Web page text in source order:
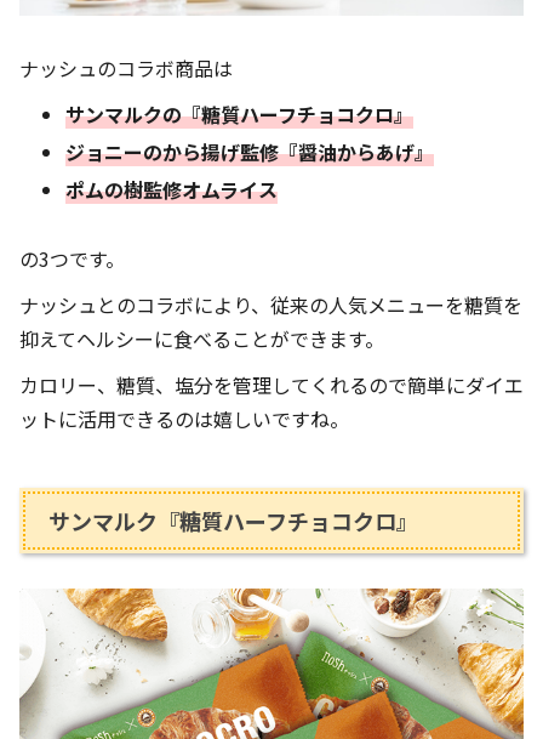
ナッシュのコラボ商品は
サンマルクの『糖質ハーフチョコクロ』
ジョニーのから揚げ監修『醤油からあげ』
ポムの樹監修オムライス
の3つです。
ナッシュとのコラボにより、従来の人気メニューを糖質を
抑えてヘルシーに食べることができます。
カロリー、糖質、塩分を管理してくれるので簡単にダイエ
ットに活用できるのは嬉しいですね。
サンマルク『糖質ハーフチョコクロ』